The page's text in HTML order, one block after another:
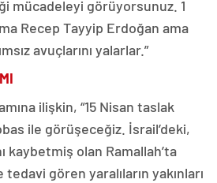
mücadeleyi görüyorsunuz. 1
Recep Tayyip Erdoğan ama
avuçlarını yalarlar.”
ilişkin, “15 Nisan taslak
ile görüşeceğiz. İsrail’deki,
kaybetmiş olan Ramallah’ta
gören yaralıların yakınları